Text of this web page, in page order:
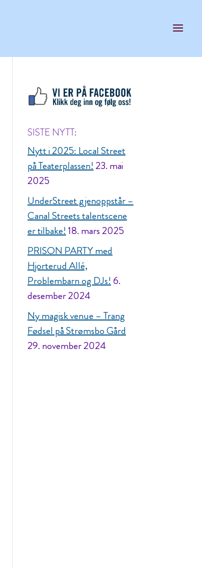
SISTE NYTT:
Nytt i 2025: Local Street
på Teaterplassen!23. mai
2025
UnderStreet gjenoppstår –
Canal Streets talentscene
er tilbake!18. mars 2025
PRISON PARTY med
Hjorterud Allé,
Problembarn og DJs! 6.
desember 2024
Ny magisk venue – Trang
Fødsel på Strømsbo Gård
29. november 2024